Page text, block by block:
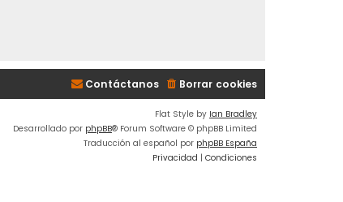
Borrar cookies
Contáctanos
Flat Style by Ian Bradley
Desarrollado por phpBB® Forum Software © phpBB Limited
Traducción al español por phpBB España
Privacidad | Condiciones